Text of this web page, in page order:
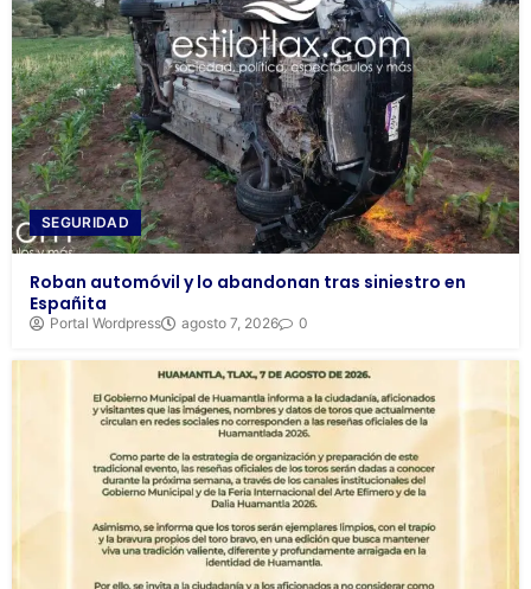
SEGURIDAD
Roban automóvil y lo abandonan tras siniestro en
Españita
Portal Wordpress agosto 7, 2026 0